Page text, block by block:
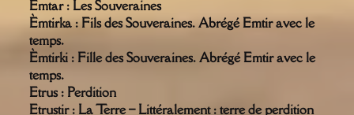
Èmtar : Les Souveraines
Èmtirka : Fils des Souveraines. Abrégé Emtir avec le
temps.
Èmtirki : Fille des Souveraines. Abrégé Emtir avec le
temps.
Etrus : Perdition
Etrustir : La Terre – Littéralement : terre de perdition